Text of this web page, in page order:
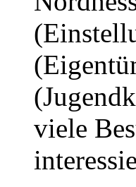
viele